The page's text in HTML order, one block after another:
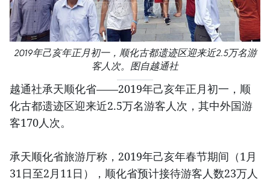
2019年己亥年正月初一，顺化古都遗迹区迎来近2.5万名游
客人次。图自越通社
越通社承天顺化省——2019年己亥年正月初一，顺
化古都遗迹区迎来近2.5万名游客人次，其中外国游
客170人次。
承天顺化省旅游厅称，2019年己亥年春节期间（1月
31日至2月11日），顺化省预计接待游客人数23万人